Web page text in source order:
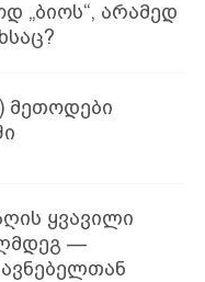
„ბიოს“, არამედ
მეთოდები
ყვავილი
—